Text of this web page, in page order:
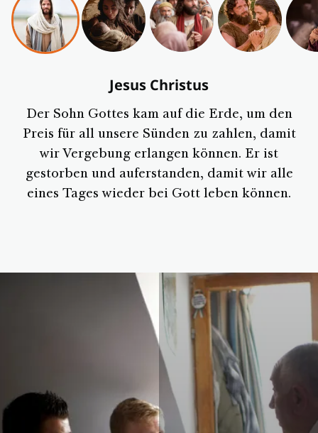
Jesus Christus
Der Sohn Gottes kam auf die Erde, um den
Preis für all unsere Sünden zu zahlen, damit
wir Vergebung erlangen können. Er ist
gestorben und auferstanden, damit wir alle
eines Tages wieder bei Gott leben können.